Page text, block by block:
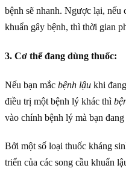
bệnh sẽ nhanh. Ngược lại, nếu
khuẩn gây bệnh, thì thời gian
3. Cơ thể đang dùng thuốc:
Nếu bạn mắc bệnh lậu khi
điều trị một bệnh lý khác thì
vào chính bệnh lý mà bạn đang
Bởi một số loại thuốc kháng
triển của các song cầu khuẩn